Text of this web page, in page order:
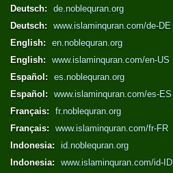
Deutsch:
de.noblequran.org
Deutsch:
www.islaminquran.com/de-DE
English:
en.noblequran.org
English:
www.islaminquran.com/en-US
Español:
es.noblequran.org
Español:
www.islaminquran.com/es-ES
Français:
fr.noblequran.org
Français:
www.islaminquran.com/fr-FR
Indonesia:
id.noblequran.org
Indonesia:
www.islaminquran.com/id-ID